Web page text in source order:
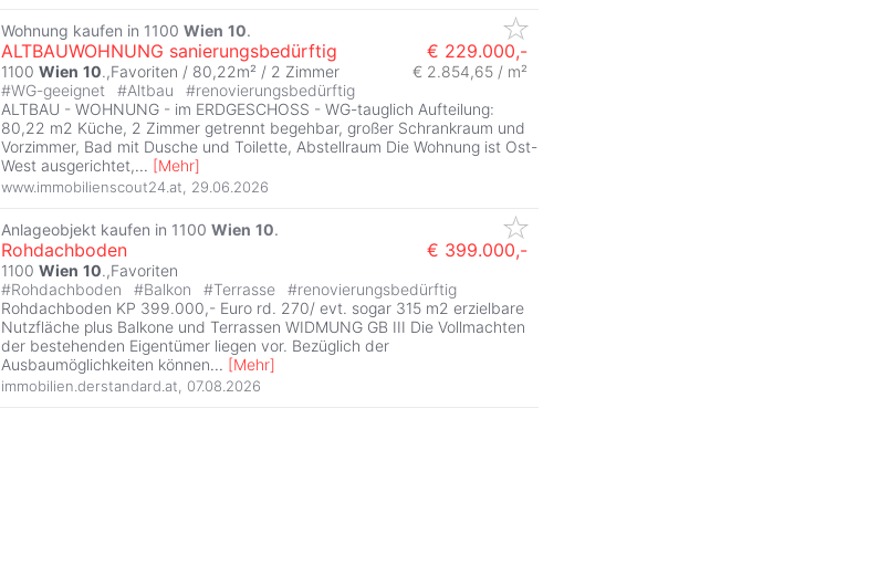
Wohnung kaufen in 1100 Wien 10.
ALTBAUWOHNUNG sanierungsbedürftig € 229.000,-
1100 Wien 10.,Favoriten / 80,22m² / 2 Zimmer
€ 2.854,65 / m²
#WG-geeignet #Altbau #renovierungsbedürftig
ALTBAU - WOHNUNG - im ERDGESCHOSS - WG-tauglich Aufteilung:
80,22 m2 Küche, 2 Zimmer getrennt begehbar, großer Schrankraum und
Vorzimmer, Bad mit Dusche und Toilette, Abstellraum Die Wohnung ist Ost-
West ausgerichtet,... [Mehr]
www.immobilienscout24.at 29.06.2026
Anlageobjekt kaufen in 1100 Wien 10.
Rohdachboden € 399.000,-
1100 Wien 10.,Favoriten
#Rohdachboden #Balkon #Terrasse #renovierungsbedürftig
Rohdachboden KP 399.000,- Euro rd. 270/ evt. sogar 315 m2 erzielbare
Nutzfläche plus Balkone und Terrassen WIDMUNG GB III Die Vollmachten
der bestehenden Eigentümer liegen vor. Bezüglich der
Ausbaumöglichkeiten können... [Mehr]
immobilien.derstandard.at 07.08.2026